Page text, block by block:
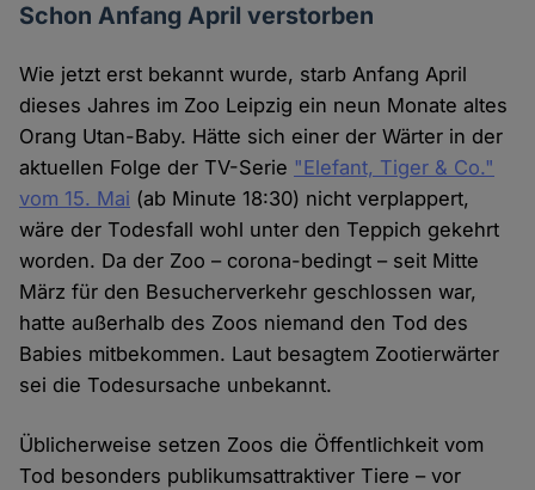
Schon Anfang April verstorben
Wie jetzt erst bekannt wurde, starb Anfang April
dieses Jahres im Zoo Leipzig ein neun Monate altes
Orang Utan-Baby. Hätte sich einer der Wärter in der
aktuellen Folge der TV-Serie "Elefant, Tiger & Co."
vom 15. Mai (ab Minute 18:30) nicht verplappert,
wäre der Todesfall wohl unter den Teppich gekehrt
worden. Da der Zoo – corona-bedingt – seit Mitte
März für den Besucherverkehr geschlossen war,
hatte außerhalb des Zoos niemand den Tod des
Babies mitbekommen. Laut besagtem Zootierwärter
sei die Todesursache unbekannt.
Üblicherweise setzen Zoos die Öffentlichkeit vom
Tod besonders publikumsattraktiver Tiere – vor